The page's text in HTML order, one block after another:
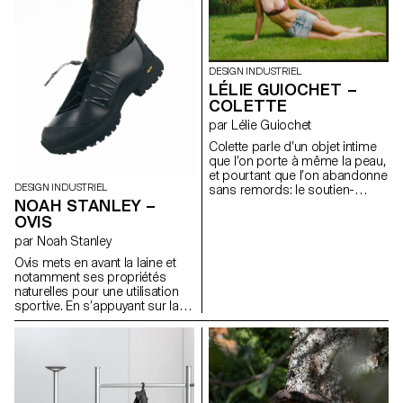
ainsi de maintenir une
température stable sur la
durée. Alors que les systèmes
de chauffage restent
généralement inactifs durant
l’été, Celcius explore la
possibilité d'en faire un
dispositif à double usage,
intégrant une fonction de
climatiseur, en faisant un objet
actif toute l’année.
l’économie d’espace et la
manière dont un meuble peut
façonner nos interactions
sociales.
DESIGN INDUSTRIEL
NOAH STANLEY –
OVIS
par Noah Stanley
Ovis mets en avant la laine et
notamment ses propriétés
naturelles pour une utilisation
sportive. En s’appuyant sur la
référence de la botte
la laine dans une chaussure
hybride, adaptée à la fois à la
randonnée et a une utilisation
DESIGN INDUSTRIEL
LÉLIE GUIOCHET –
COLETTE
par Lélie Guiochet
Colette parle d’un objet intime
que l’on porte à même la peau,
et pourtant que l’on abandonne
sans remords: le soutien-
système qui s’ajuste avec le
temps: un soutien-gorge en
pièces détachées, bonnets,
bande sous-poitrine, bretelles,
attaches, baleine, à assembler,
remplacer indépendamment,